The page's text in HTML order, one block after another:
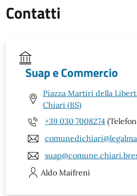
Contatti
Suap e Commercio
Piazza Martiri della
Chiari (BS)
+39 030 7008274
Aldo Maifreni